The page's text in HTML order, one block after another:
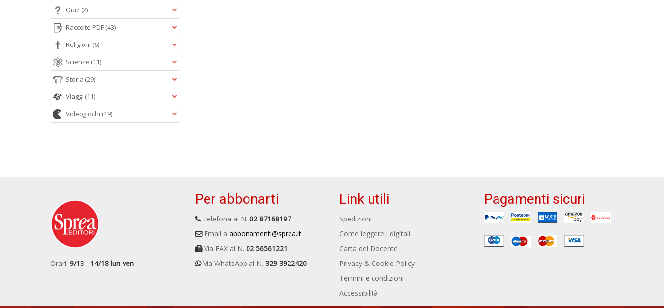
Quiz (2)
Raccolte PDF (43)
Religioni (6)
Scienze (11)
Storia (29)
Viaggi (11)
Videogiochi (19)
Orari: 9/13 - 14/18 lun-ven
Per abbonarti
Telefona al N. 02 87168197
Email a abbonamenti@sprea.it
Via FAX al N. 02 56561221
Via WhatsApp al N. 329 3922420
Link utili
Spedizioni
Come leggere i digitali
Carta del Docente
Privacy & Cookie Policy
Termini e condizioni
Accessibilità
Pagamenti sicuri